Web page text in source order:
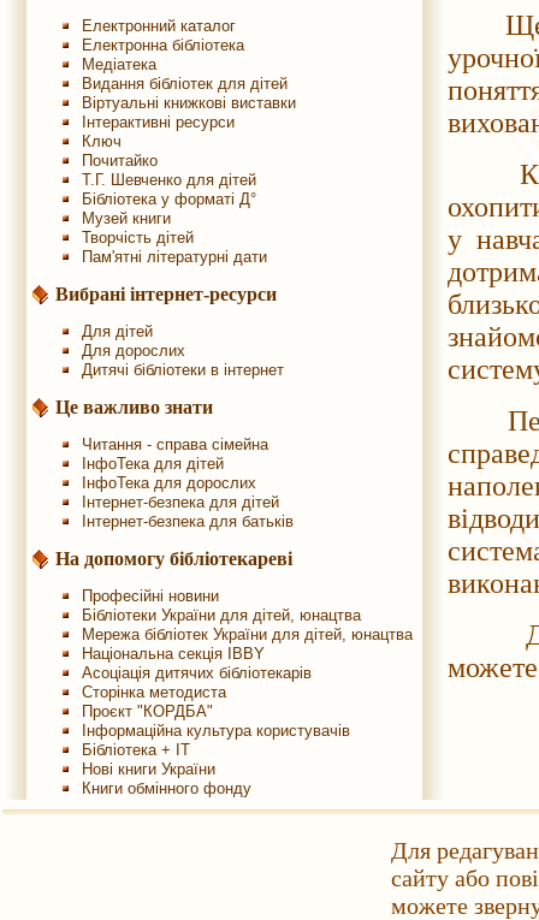
Електронний каталог
Електронна бібліотека
Медіатека
Видання бібліотек для дітей
Віртуальні книжкові виставки
Інтерактивні ресурси
Ключ
Почитайко
Т.Г. Шевченко для дітей
Бібліотека у форматі Д°
Музей книги
Творчість дітей
Пам'ятні літературні дати
Вибрані інтернет-ресурси
Для дітей
Для дорослих
Дитячі бібліотеки в інтернет
Це важливо знати
Читання - справа сімейна
ІнфоТека для дітей
ІнфоТека для дорослих
Інтернет-безпека для дітей
Інтернет-безпека для батьків
На допомогу бібліотекареві
Професійні новини
Бібліотеки України для дітей, юнацтва
Мережа бібліотек України для дітей, юнацтва
Національна секція IBBY
Асоціація дитячих бібліотекарів
Сторінка методиста
Проєкт "КОРДБА"
Інформаційна культура користувачів
Бібліотека + IT
Нові книги України
Книги обмінного фонду
Ще
у
Для
сайту або
можете